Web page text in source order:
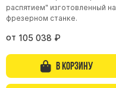
распятием" изготовленный на
фрезерном станке.
от 105 038 ₽
В корзину